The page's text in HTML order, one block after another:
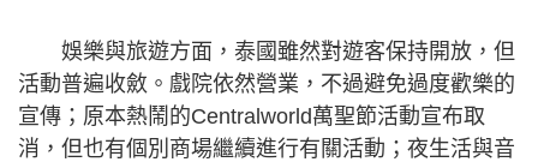
娛樂與旅遊方面，泰國雖然對遊客保持開放，但
活動普遍收斂。戲院依然營業，不過避免過度歡樂的
宣傳；原本熱鬧的Centralworld萬聖節活動宣布取
消，但也有個別商場繼續進行有關活動；夜生活與音